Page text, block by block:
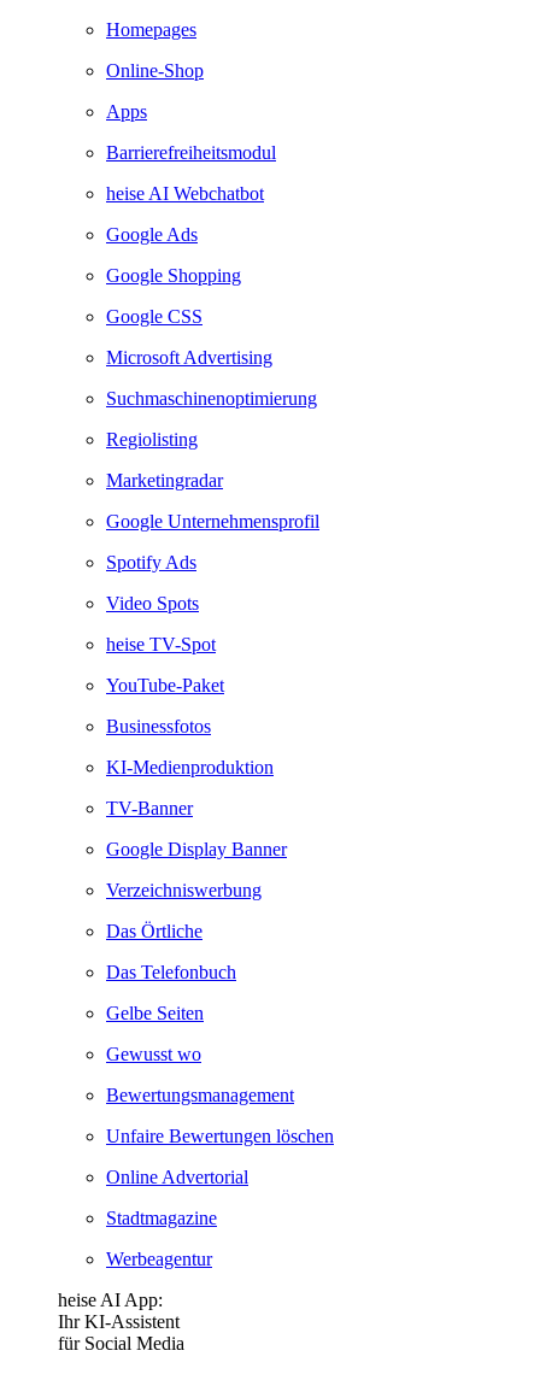
Homepages
Online-Shop
Apps
Barrierefreiheitsmodul
heise AI Webchatbot
Google Ads
Google Shopping
Google CSS
Microsoft Advertising
Suchmaschinenoptimierung
Regiolisting
Marketingradar
Google Unternehmensprofil
Spotify Ads
Video Spots
heise TV-Spot
YouTube-Paket
Businessfotos
KI-Medienproduktion
TV-Banner
Google Display Banner
Verzeichniswerbung
Das Örtliche
Das Telefonbuch
Gelbe Seiten
Gewusst wo
Bewertungsmanagement
Unfaire Bewertungen löschen
Online Advertorial
Stadtmagazine
Werbeagentur
heise AI App:
Ihr KI-Assistent
für Social Media